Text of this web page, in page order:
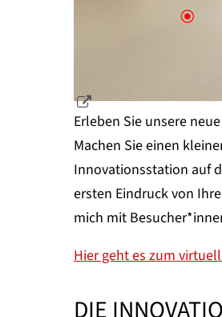
Erleben Sie unsere
Machen Sie einen
Innovationsstation auf
ersten Eindruck von
mich mit
Hier geht es zum
DIE